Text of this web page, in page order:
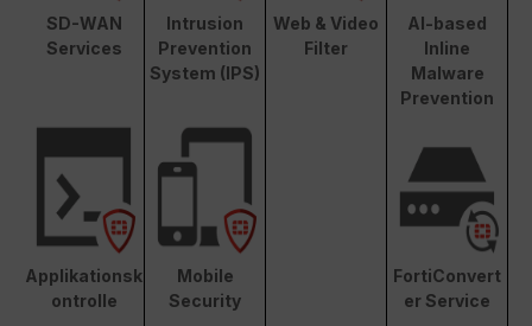
SD-WAN
Services
Intrusion
Prevention
System (IPS)
Web & Video
Filter
AI-based
Inline
Malware
Prevention
Applikationsk
ontrolle
Mobile
Security
FortiConvert
er Service